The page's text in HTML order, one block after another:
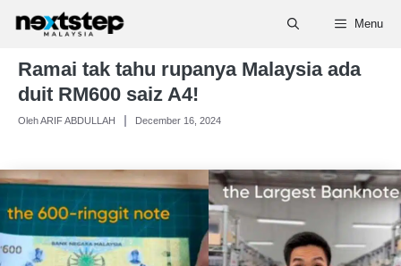
Skip
content
Menu
Ramai tak tahu rupanya Malaysia ada
duit RM600 saiz A4!
Oleh ARIF ABDULLAH December 16, 2024